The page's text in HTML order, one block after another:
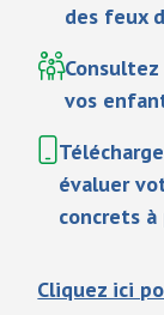
des feux
vos
évaluer
concrets à
Cliquez ici